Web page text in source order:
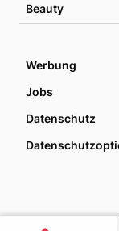
Beauty
Werbung
Jobs
Datenschutz